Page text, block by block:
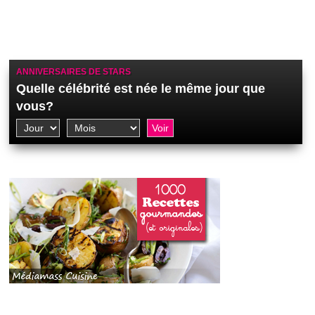
ANNIVERSAIRES DE STARS
Quelle célébrité est née le même jour que
vous?